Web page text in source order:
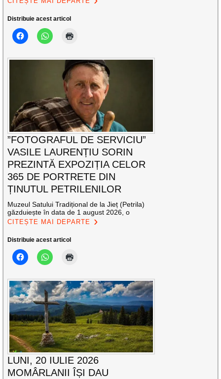
Distribuie acest articol
”FOTOGRAFUL DE SERVICIU”
VASILE LAURENȚIU SORIN
PREZINTĂ EXPOZIȚIA CELOR
365 DE PORTRETE DIN
ȚINUTUL PETRILENILOR
Muzeul Satului Tradițional de la Jieț (Petrila)
găzduiește în data de 1 august 2026, o
CITEȘTE MAI DEPARTE
Distribuie acest articol
LUNI, 20 IULIE 2026
MOMÂRLANII ÎȘI DAU